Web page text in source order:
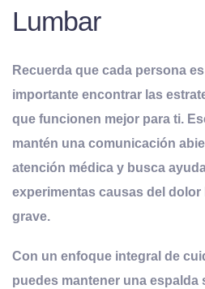
Lumbar
Recuerda que cada persona
importante encontrar las
que funcionen mejor para ti.
mantén una comunicación
atención médica y busca
experimentas causas del
grave.
Con un enfoque integral de
puedes mantener una